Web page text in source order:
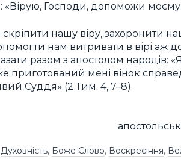
«Вірую, Господи, допоможи моєму
скріпити нашу віру, захоронити
нам витривати в вірі аж
разом з апостолом народів:
приготований мені вінок
Суддя» (2 Тим. 4, 7–8).
Духовність, Боже Слово, Воскресіння,